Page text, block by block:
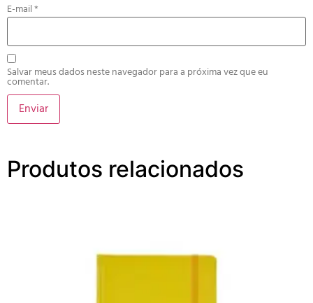
E-mail*
Salvar meus dados neste navegador para a próxima vez que eu
comentar.
Produtos relacionados